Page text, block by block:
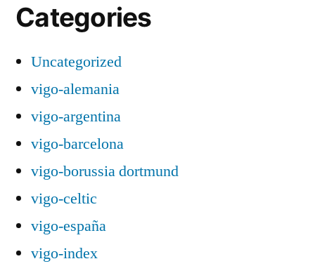
Categories
Uncategorized
vigo-alemania
vigo-argentina
vigo-barcelona
vigo-borussia dortmund
vigo-celtic
vigo-españa
vigo-index